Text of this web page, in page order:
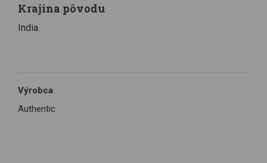
Krajina pôvodu
India.
Výrobca
Authentic